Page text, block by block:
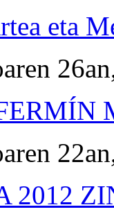
eta
2012